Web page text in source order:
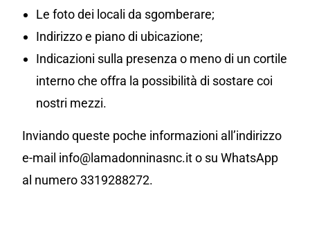
Le foto dei locali da sgomberare;
Indirizzo e piano di ubicazione;
Indicazioni sulla presenza o meno di un cortile
interno che offra la possibilità di sostare coi
nostri mezzi.
Inviando queste poche informazioni all’indirizzo
e-mail info@lamadonninasnc.it o su WhatsApp
al numero 3319288272.